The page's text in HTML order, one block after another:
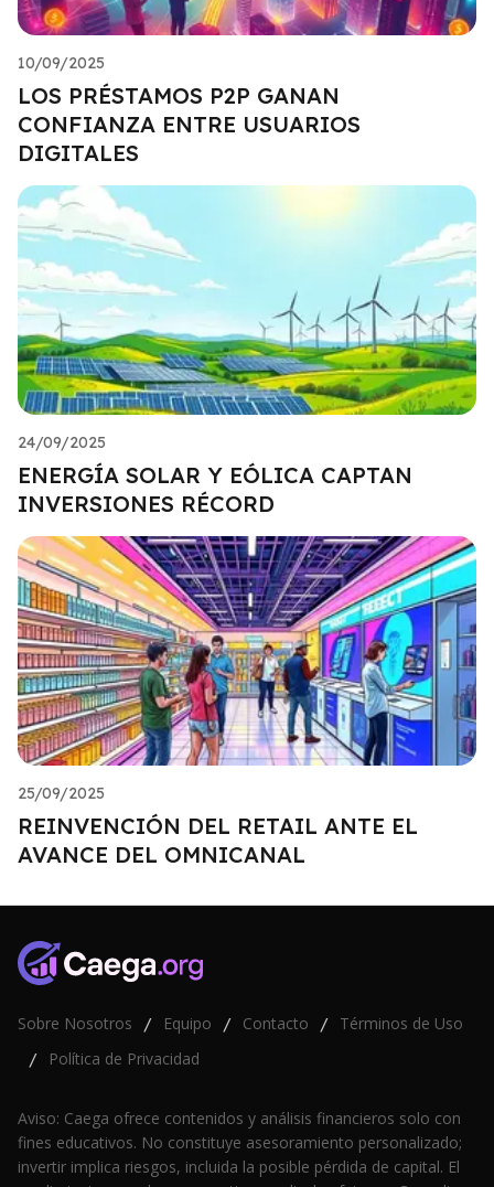
10/09/2025
LOS PRÉSTAMOS P2P GANAN
CONFIANZA ENTRE USUARIOS
DIGITALES
24/09/2025
ENERGÍA SOLAR Y EÓLICA CAPTAN
INVERSIONES RÉCORD
25/09/2025
REINVENCIÓN DEL RETAIL ANTE EL
AVANCE DEL OMNICANAL
Sobre Nosotros / Equipo / Contacto / Términos de Uso
/ Política de Privacidad
Aviso: Caega ofrece contenidos y análisis financieros solo con
fines educativos. No constituye asesoramiento personalizado;
invertir implica riesgos, incluida la posible pérdida de capital. El